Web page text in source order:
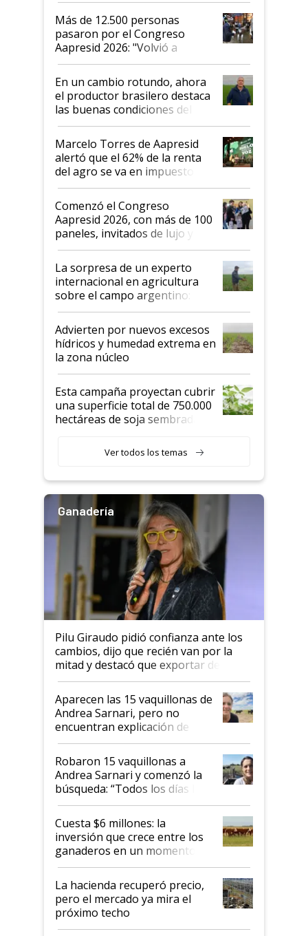
Más de 12.500 personas
pasaron por el Congreso
Aapresid 2026: "Volvió a
demostrar que hablar del
suelo es hablar de todo el
sistema productivo"
En un cambio rotundo, ahora
el productor brasilero destaca
las buenas condiciones del
agro argentino para invertir:
"Los veo más motivados"
Marcelo Torres de Aapresid
alertó que el 62% de la renta
del agro se va en impuestos:
"No es bueno que en
Argentina se sigan discutiendo
las mismas cosas de hace 50
años"
Comenzó el Congreso
Aapresid 2026, con más de 100
paneles, invitados de lujo y
todas las tendencias
La sorpresa de un experto
internacional en agricultura
sobre el campo argentino:
"Estoy muy impresionado"
Advierten por nuevos excesos
hídricos y humedad extrema en
la zona núcleo
Esta campaña proyectan cubrir
una superficie total de 750.000
hectáreas de soja sembradas
variedades que marcan un
salto tecnológico en genética y
Ver todos los temas
Ganadería
Pilu Giraudo pidió confianza ante los
cambios, dijo que recién van por la
mitad y destacó que exportar dejó de
ser "para unos pocos": "Tenemos un
mandato muy claro del gobierno
nacional"
Aparecen las 15 vaquillonas de
Andrea Sarnari, pero no
encuentran explicación de
cómo llegaron allí
Robaron 15 vaquillonas a
Andrea Sarnari y comenzó la
búsqueda: “Todos los días le
toca a algún productor”
Cuesta $6 millones: la
inversión que crece entre los
ganaderos en un momento
histórico para la actividad
La hacienda recuperó precio,
pero el mercado ya mira el
próximo techo